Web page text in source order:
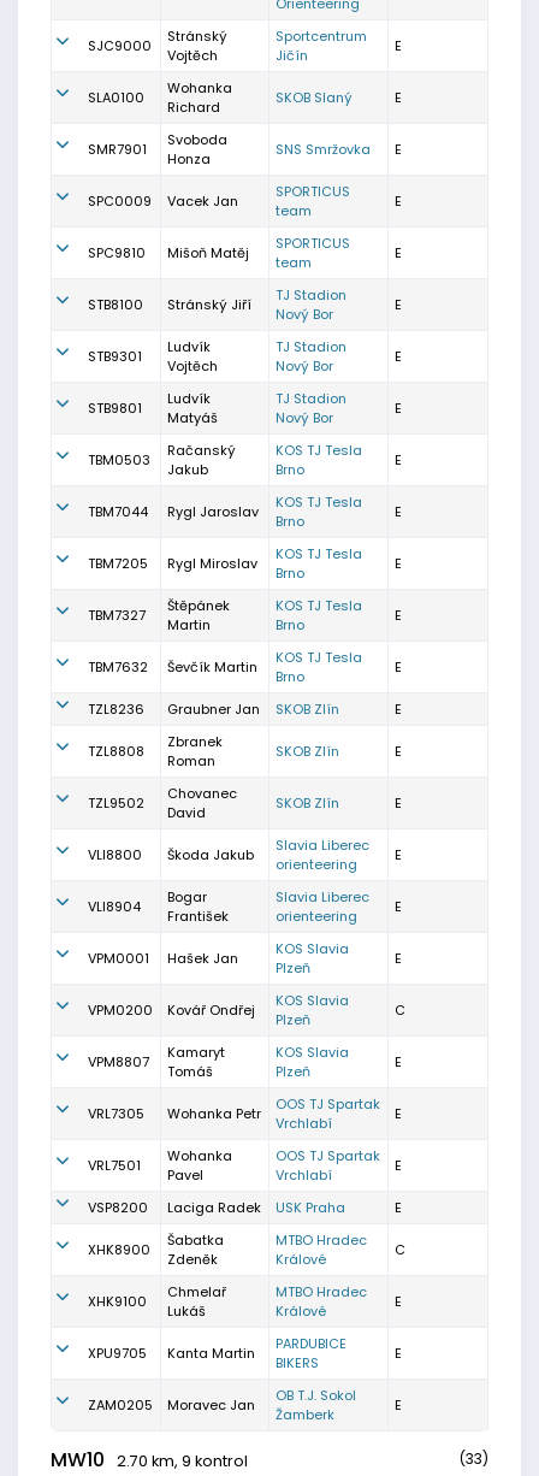
SJC9000
Stránský
Vojtěch
Sportcentrum
Jičín
E
SLA0100
Wohanka
Richard
SKOB Slaný E
SMR7901
Svoboda
Honza
SNS Smržovka E
SPC0009 Vacek Jan
SPORTICUS
team
E
SPC9810 Mišoň Matěj
SPORTICUS
team
E
STB8100 Stránský Jiří
TJ Stadion
Nový Bor
E
STB9301
Ludvík
Vojtěch
TJ Stadion
Nový Bor
E
STB9801
Ludvík
Matyáš
TJ Stadion
Nový Bor
E
TBM0503
Račanský
Jakub
KOS TJ Tesla
Brno
E
TBM7044 Rygl Jaroslav
KOS TJ Tesla
Brno
E
TBM7205 Rygl Miroslav
KOS TJ Tesla
Brno
E
TBM7327
Štěpánek
Martin
KOS TJ Tesla
Brno
E
TBM7632 Ševčík Martin
KOS TJ Tesla
Brno
E
TZL8236 Graubner Jan SKOB Zlín E
TZL8808
Zbranek
Roman
SKOB Zlín E
TZL9502
Chovanec
David
SKOB Zlín E
VLI8800 Škoda Jakub
Slavia Liberec
orienteering
E
VLI8904
Bogar
František
Slavia Liberec
orienteering
E
VPM0001 Hašek Jan
KOS Slavia
Plzeň
E
VPM0200 Kovář Ondřej
KOS Slavia
Plzeň
C
VPM8807
Kamaryt
Tomáš
KOS Slavia
Plzeň
E
VRL7305 Wohanka Petr
OOS TJ Spartak
Vrchlabí
E
VRL7501
Wohanka
Pavel
OOS TJ Spartak
Vrchlabí
E
VSP8200 Laciga Radek USK Praha E
XHK8900
Šabatka
Zdeněk
MTBO Hradec
Králové
C
XHK9100
Chmelař
Lukáš
MTBO Hradec
Králové
E
XPU9705 Kanta Martin
PARDUBICE
BIKERS
E
ZAM0205 Moravec Jan
OB T.J. Sokol
Žamberk
E
MW10 2.70 km, 9 kontrol (33)